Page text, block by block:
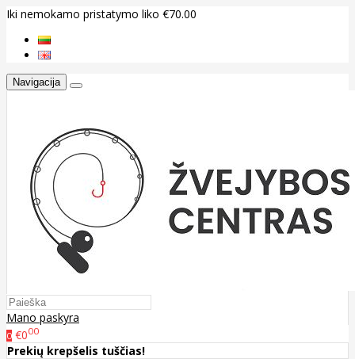
Iki nemokamo pristatymo liko €70.00
Navigacija
Mano paskyra
0 €000
Prekių krepšelis tuščias!